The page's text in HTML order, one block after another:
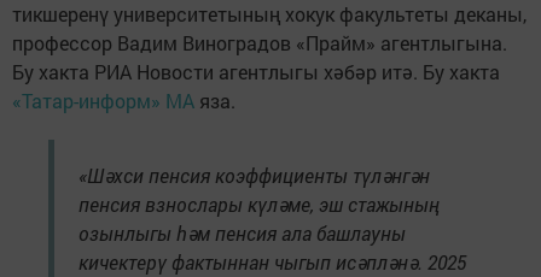
тикшеренү университетының хокук факультеты деканы,
профессор Вадим Виноградов «Прайм» агентлыгына.
Бу хакта РИА Новости агентлыгы хәбәр итә. Бу хакта
«Татар-информ» МА яза.
«Шәхси пенсия коэффициенты түләнгән
пенсия взнослары күләме, эш стажының
озынлыгы һәм пенсия ала башлауны
кичектерү фактыннан чыгып исәпләнә. 2025